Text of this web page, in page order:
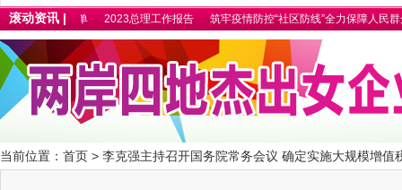
滚动资讯 |
卓越女性名单 2023总理工作报告 筑牢疫情防控“社区防线”全力保障人民群
当前位置： 首页 > 李克强主持召开国务院常务会议 确定实施大规模增值